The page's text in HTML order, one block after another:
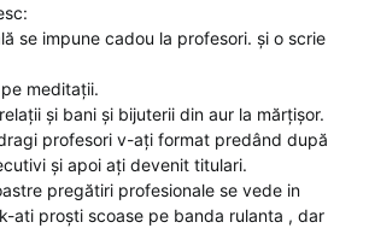
se impune cadou la profesori. și o scrie
meditații.
și bani și bijuterii din aur la mărțișor.
profesori v-ați format predând după
și apoi ați devenit titulari.
pregătiri profesionale se vede in
ati proști scoase pe banda rulanta , dar